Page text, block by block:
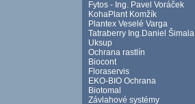
Fytos - Ing. Pavel Voráček
KohaPlant Komžík
Plantex Veselé Varga
Tatraberry Ing.Daniel Šimala
Uksup
Ochrana rastlín
Biocont
Floraservis
EKO-BIO Ochrana
Biotomal
Závlahové systémy